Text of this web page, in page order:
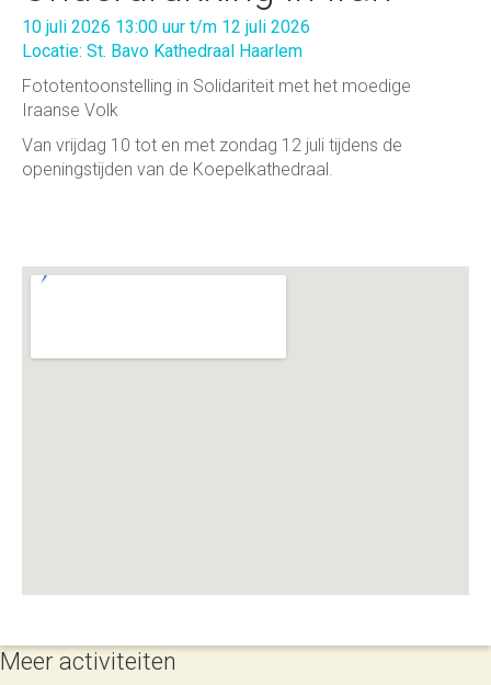
10 juli 2026 13:00 uur t/m 12 juli 2026
Locatie: St. Bavo Kathedraal Haarlem
Fototentoonstelling in Solidariteit met het moedige
Iraanse Volk
Van vrijdag 10 tot en met zondag 12 juli tijdens de
openingstijden van de Koepelkathedraal.
Meer activiteiten